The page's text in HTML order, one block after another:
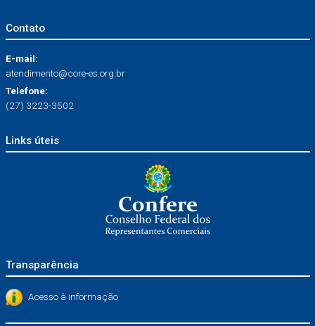
Contato
E-mail:
atendimento@core-es.org.br
Telefone:
(27) 3223-3502
Links úteis
Transparência
Acesso à informação